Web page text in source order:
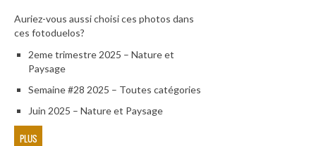
Auriez-vous aussi choisi ces photos dans
ces fotoduelos?
2eme trimestre 2025 – Nature et
Paysage
Semaine #28 2025 – Toutes catégories
Juin 2025 – Nature et Paysage
PLUS